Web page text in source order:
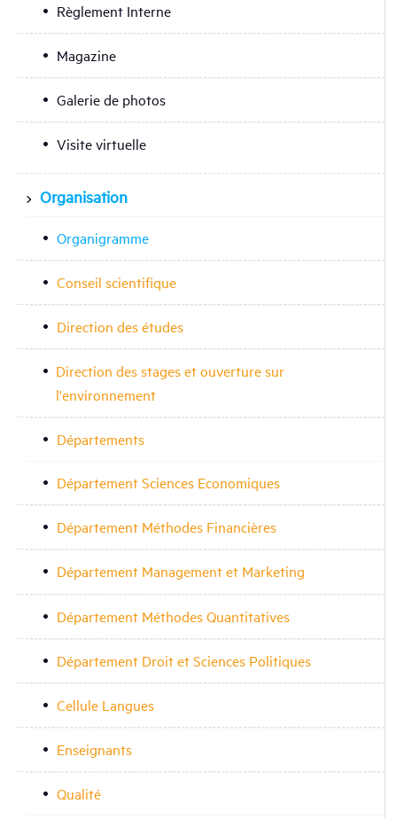
Règlement Interne
Magazine
Galerie de photos
Visite virtuelle
Organisation
Organigramme
Conseil scientifique
Direction des études
Direction des stages et ouverture sur
l'environnement
Départements
Département Sciences Economiques
Département Méthodes Financières
Département Management et Marketing
Département Méthodes Quantitatives
Département Droit et Sciences Politiques
Cellule Langues
Enseignants
Qualité